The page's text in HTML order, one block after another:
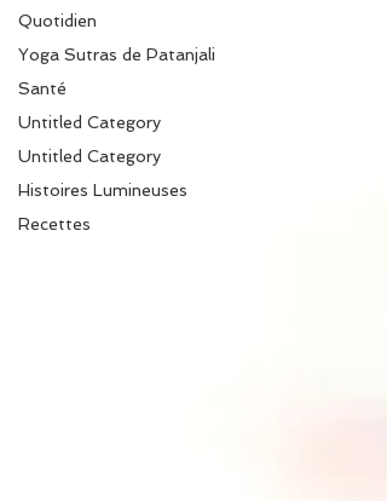
Quotidien
Yoga Sutras de Patanjali
Santé
Untitled Category
Untitled Category
Histoires Lumineuses
Recettes